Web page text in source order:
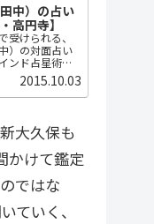
中）の占い
高円寺】
受けられる、
）の対面占い
ンド占星術・
かけてじっくり
セット。
実務知識に基
2015.10.03
大久保も
かけて鑑定
ではな
ていく、